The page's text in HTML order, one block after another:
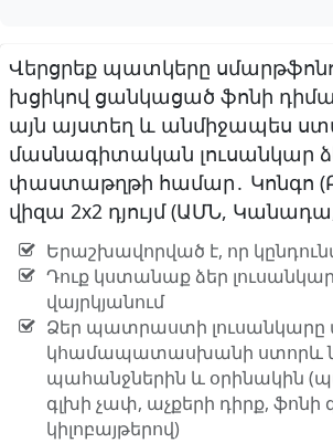
Վերցրեք պատկերը
խցիկով ցանկացած ֆոնի
այն այստեղ և անմիջապես
մասնագիտական լուսանկար
փաստաթղթի համար․ Կոնգո
վիզա 2x2 դյույմ (ԱՄՆ,
Երաշխավորված է, որ
Դուք կստանաք ձեր
վայրկյանում
Ձեր պատրաստի լուսանկարը
կհամապատասխանի ստորև
պահանջներին և օրինակին
գլխի չափ, աչքերի դիրք, ֆոնի
կիլոբայթերով)